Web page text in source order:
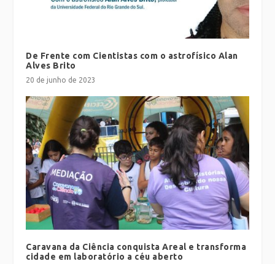
De Frente com Cientistas com o astrofísico Alan
Alves Brito
20 de junho de 2023
Caravana da Ciência conquista Areal e transforma
cidade em laboratório a céu aberto